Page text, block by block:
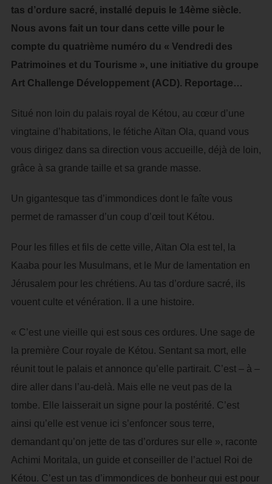
tas d’ordure sacré, installé depuis le 14ème siècle.
Nous avons fait un tour dans cette ville pour le
compte du quatrième numéro du « Vendredi des
Patrimoines et du Tourisme », une initiative du groupe
Art Challenge Développement (ACD). Reportage…
Situé non loin du palais royal de Kétou, au cœur d’une
vingtaine d’habitations, le fétiche Aïtan Ola, quand vous
vous dirigez dans sa direction vous accueille, déjà de loin,
grâce à sa grande taille et sa grande masse.
Un gigantesque tas d’immondices dont le faîte vous
permet de ramasser d’un coup d’œil tout Kétou.
Pour les filles et fils de cette ville, Aïtan Ola est tel, la
Kaaba pour les Musulmans, et le Mur de lamentation en
Jérusalem pour les chrétiens. Au tas d’ordure sacré, ils
vouent culte et vénération. Il a une histoire.
« C’est une vieille qui est sous ces ordures. Une sage de
la première Cour royale de Kétou. Sentant sa mort, elle
réunit tout le palais et annonce qu’elle partirait. C’est – à –
dire aller dans l’au-delà. Mais elle ne veut pas de la
tombe. Elle laisserait un signe pour la postérité. C’est
ainsi qu’elle est venue ici s’enfoncer sous terre,
demandant qu’on jette de tas d’ordures sur elle », raconte
Achimi Moritala, un guide et conseiller de l’actuel Roi de
Kétou. C’est un tas d’immondices de bonheur qui est pour